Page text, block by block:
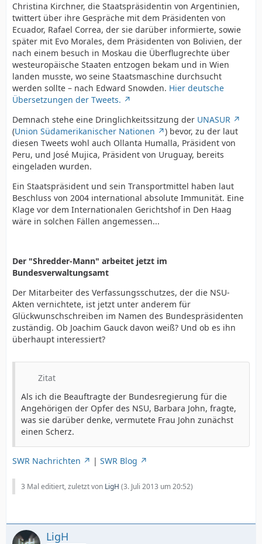
Christina Kirchner, die Staatspräsidentin von Argentinien,
twittert über ihre Gespräche mit dem Präsidenten von
Ecuador, Rafael Correa, der sie darüber informierte, sowie
später mit Evo Morales, dem Präsidenten von Bolivien, der
nach einem besuch in Moskau die Überflugrechte über
westeuropäische Staaten entzogen bekam und in Wien
landen musste, wo seine Staatsmaschine durchsucht
werden sollte – nach Edward Snowden. Hier deutsche
Übersetzungen der Tweets.
Demnach stehe eine Dringlichkeitssitzung der UNASUR
(Union Südamerikanischer Nationen
) bevor, zu der laut
diesen Tweets wohl auch Ollanta Humalla, Präsident von
Peru, und José Mujica, Präsident von Uruguay, bereits
eingeladen wurden.
Ein Staatspräsident und sein Transportmittel haben laut
Beschluss von 2004 international absolute Immunität. Eine
Klage vor dem Internationalen Gerichtshof in Den Haag
wäre in solchen Fällen angemessen...
Der "Shredder-Mann" arbeitet jetzt im
Bundesverwaltungsamt
Der Mitarbeiter des Verfassungsschutzes, der die NSU-
Akten vernichtete, ist jetzt unter anderem für
Glückwunschschreiben im Namen des Bundespräsidenten
zuständig. Ob Joachim Gauck davon weiß? Und ob es ihn
überhaupt interessiert?
Zitat
Als ich die Beauftragte der Bundesregierung für die
Angehörigen der Opfer des NSU, Barbara John, fragte,
was sie darüber denke, vermutete Frau John zunächst
einen Scherz.
SWR Nachrichten | SWR Blog
3 Mal editiert, zuletzt von LigH (3. Juli 2013 um 20:52)
LigH